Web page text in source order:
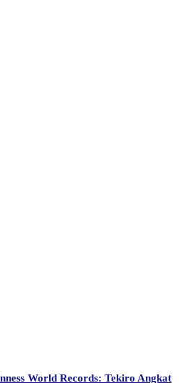
World Records: Tekiro Angkat